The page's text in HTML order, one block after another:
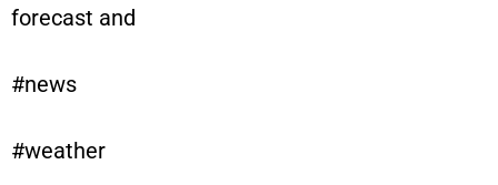
forecast and
#news
#weather